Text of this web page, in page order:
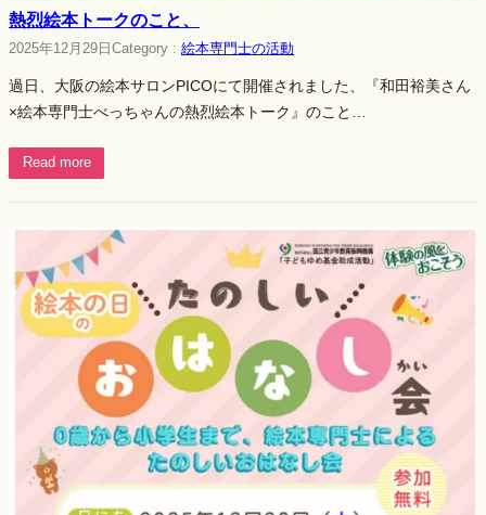
熱烈絵本トークのこと、
2025年12月29日 Category : 絵本専門士の活動
過日、大阪の絵本サロンPICOにて開催されました、『和田裕美さん
×絵本専門士べっちゃんの熱烈絵本トーク』のこと…
Read more